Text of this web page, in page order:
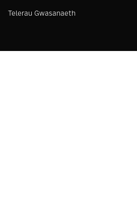
Telerau Gwasanaeth